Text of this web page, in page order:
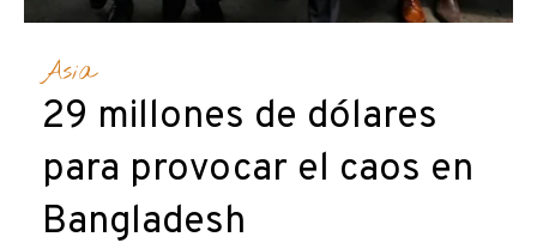
Asia
29 millones de dólares
para provocar el caos en
Bangladesh